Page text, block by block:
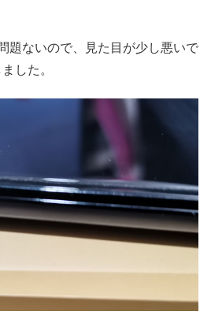
題ないので、見た目が少し悪いで
した。